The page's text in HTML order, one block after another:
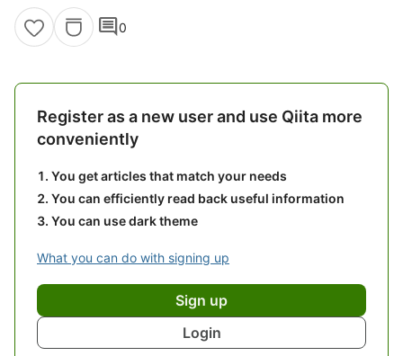
comment0
Register as a new user and use Qiita more
conveniently
You get articles that match your needs
You can efficiently read back useful information
You can use dark theme
What you can do with signing up
Sign up
Login